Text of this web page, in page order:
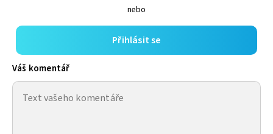
nebo
Přihlásit se
Váš komentář